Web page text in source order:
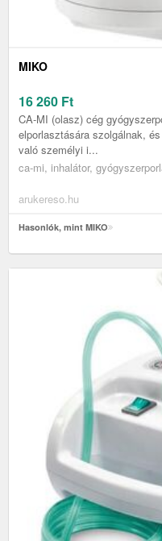
MIKO
16 260 Ft
CA-MI (olasz) cég
elporlasztására szolgálnak,
való személyi i...
ca-mi, inhalátor,
arukereso.hu
Hasonlók, mint MIKO